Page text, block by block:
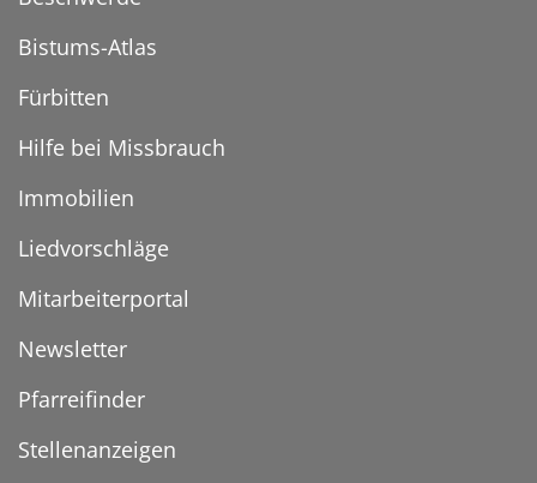
Bistums-Atlas
Fürbitten
Hilfe bei Missbrauch
Immobilien
Liedvorschläge
Mitarbeiterportal
Newsletter
Pfarreifinder
Stellenanzeigen